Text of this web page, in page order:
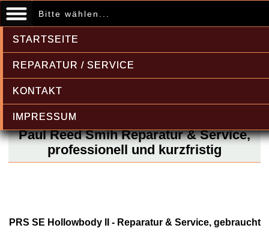
Bitte wählen...
STARTSEITE
REPARATUR / SERVICE
KONTAKT
IMPRESSUM
Paul Reed Smih Reparatur & Service,
professionell und kurzfristig
PRS SE Hollowbody II - Reparatur & Service, gebraucht